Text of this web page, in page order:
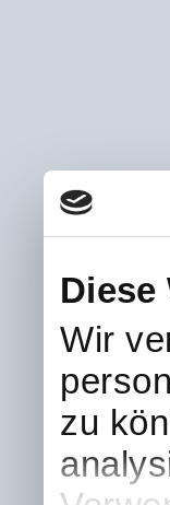
Diese
Wir
zu